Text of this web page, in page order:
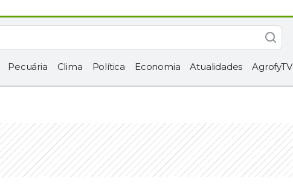
Pecuária Clima Política Economia Atualidades AgrofyTV